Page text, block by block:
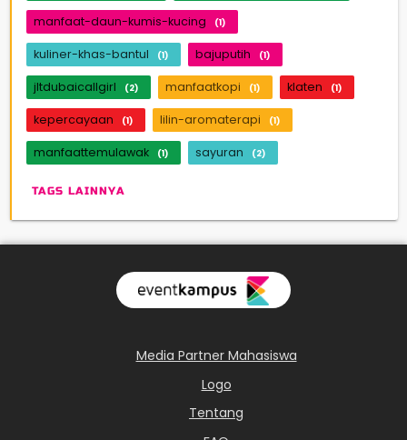
manfaat-daun-kumis-kucing (1)
kuliner-khas-bantul (1) bajuputih (1)
jltdubaicallgirl (2) manfaatkopi (1) klaten (1)
kepercayaan (1) lilin-aromaterapi (1)
manfaattemulawak (1) sayuran (2)
TAGS LAINNYA
Media Partner Mahasiswa
Logo
Tentang